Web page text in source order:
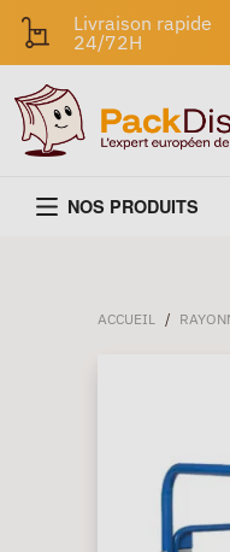
Livraison rapide
24/72H
NOS PRODUITS
ACCUEIL /